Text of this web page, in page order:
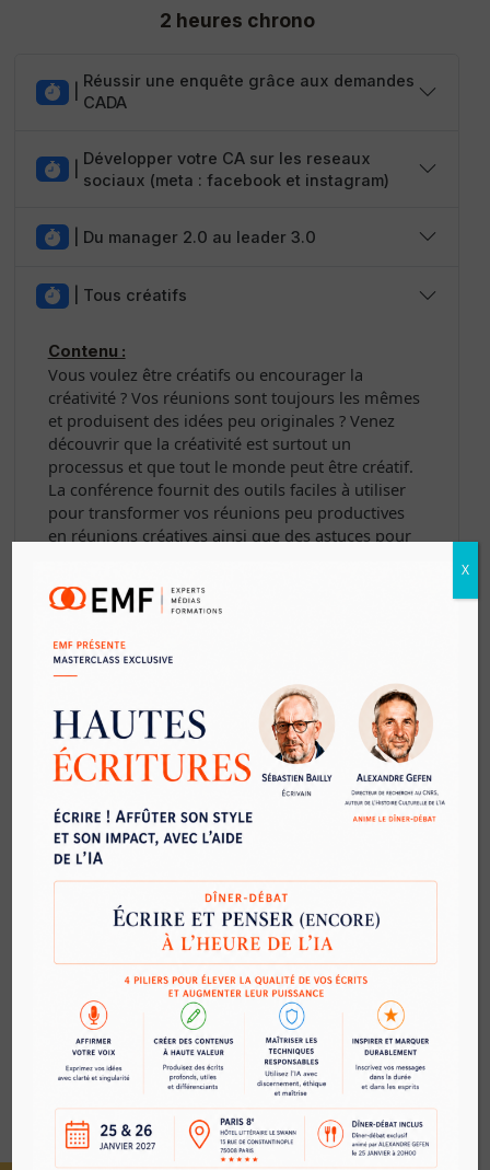
2 heures chrono
Réussir une enquête grâce aux demandes
CADA
Développer votre CA sur les reseaux
sociaux (meta : facebook et instagram)
Du manager 2.0 au leader 3.0
Tous créatifs
Contenu :
Vous voulez être créatifs ou encourager la
créativité ? Vos réunions sont toujours les mêmes
et produisent des idées peu originales ? Venez
découvrir que la créativité est surtout un
processus et que tout le monde peut être créatif.
La conférence fournit des outils faciles à utiliser
pour transformer vos réunions peu productives
en réunions créatives ainsi que des astuces pour
Demander plus d'informations
S'inscrire
Renseignements sur-mesure
| Les clés de la négociation
Susciter audace et enthousiasme
L’intelligence rédactionnelle, ça se
travaille
|Conduite du changement
|Les clés de la gestion de projet
X